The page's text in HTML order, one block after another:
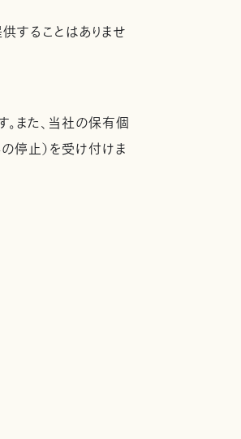
することはありませ
また、当社の保有個
停止）を受け付けま